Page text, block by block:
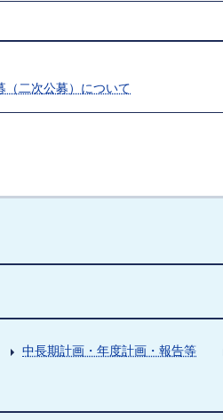
（二次公募）について
中長期計画・年度計画・報告等